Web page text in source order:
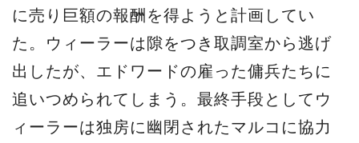
に売り巨額の報酬を得ようと計画してい
た。ウィーラーは隙をつき取調室から逃げ
出したが、エドワードの雇った傭兵たちに
追いつめられてしまう。最終手段としてウ
ィーラーは独房に幽閉されたマルコに協力